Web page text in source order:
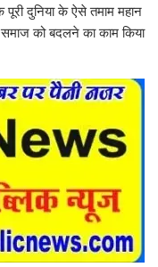
पूरी दुनिया के ऐसे तमाम महान
को बदलने का काम किया